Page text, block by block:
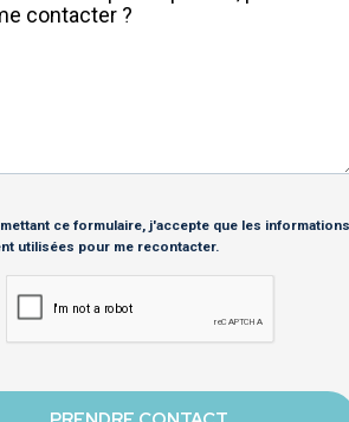
ce formulaire, j'accepte que les informations
utilisées pour me recontacter.